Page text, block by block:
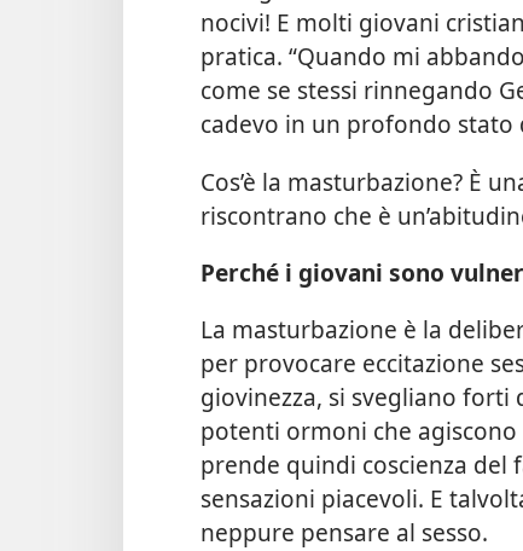
nocivi! E molti giovani
pratica. “Quando mi
come se stessi rinnegando
cadevo in un profondo stato
Cos’è la masturbazione? È
riscontrano che è
Perché i giovani sono
La masturbazione è la
per provocare eccitazione
giovinezza, si svegliano forti
potenti ormoni che
prende quindi coscienza
sensazioni piacevoli. E
neppure pensare al sesso.